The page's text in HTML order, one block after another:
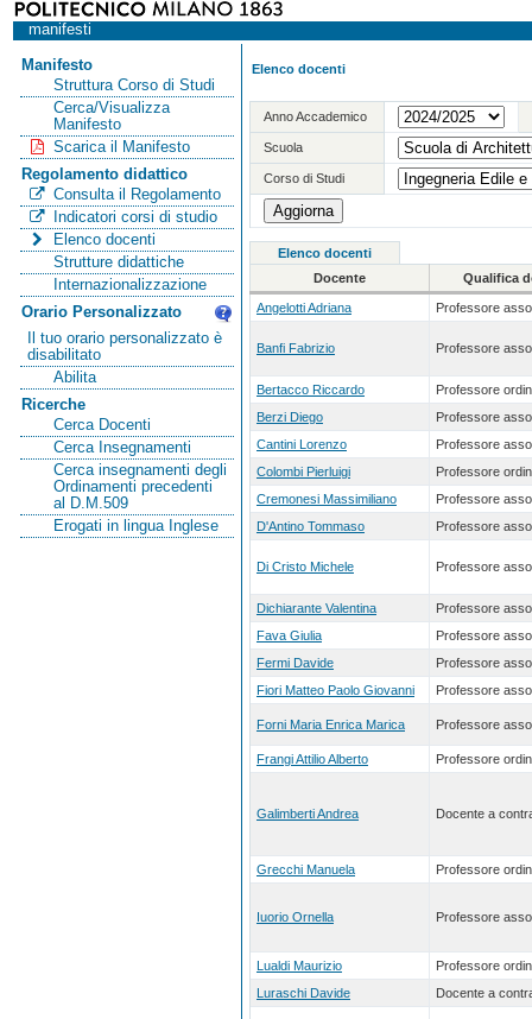
manifesti
Manifesto
Struttura Corso di Studi
Cerca/Visualizza
Manifesto
Scarica il Manifesto
Regolamento didattico
Consulta il Regolamento
Indicatori corsi di studio
Elenco docenti
Strutture didattiche
Internazionalizzazione
Orario Personalizzato
Il tuo orario personalizzato è
disabilitato
Abilita
Ricerche
Cerca Docenti
Cerca Insegnamenti
Cerca insegnamenti degli
Ordinamenti precedenti
al D.M.509
Erogati in lingua Inglese
Elenco docenti
Anno Accademico
Scuola
Corso di Studi
Elenco docenti
Docente
Qualifica
Angelotti Adriana Professore
Banfi Fabrizio Professore
Bertacco Riccardo
Professore
Berzi Diego
Professore
Cantini Lorenzo
Professore
Colombi Pierluigi
Professore
Cremonesi Massimiliano
Professore
D'Antino Tommaso
Professore
Di Cristo Michele Professore
Dichiarante Valentina
Professore
Fava Giulia
Professore
Fermi Davide
Professore
Fiori Matteo Paolo Giovanni
Professore
Forni Maria Enrica Marica Professore
Frangi Attilio Alberto Professore
Galimberti Andrea Docente a
Grecchi Manuela Professore
Iuorio Ornella Professore
Lualdi Maurizio
Professore
Luraschi Davide
Docente a